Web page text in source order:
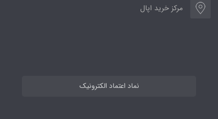
مرکز خرید اپال
نماد اعتماد الکترونیک